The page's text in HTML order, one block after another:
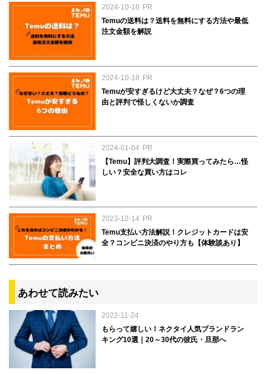
商品を見る
2024-10-18 PR
Temuの送料は？送料を無料にする方法や最低
注文金額を解説
2024-10-18 PR
Temuが安すぎるけど大丈夫？なぜ？6つの理
由と評判で怪しくないか調査
2024-01-04 PR
【Temu】評判大調査！実際買ってみたら…怪
しい？安全な買い方はコレ
2023-12-14 PR
Temu支払い方法解説！クレジットカードは安
全？コンビニ決済のやり方も【体験談あり】
あわせて読みたい
2022-11-24
もらって嬉しい！ネクタイ人気ブランドラン
キング10選｜20～30代の彼氏・旦那へ